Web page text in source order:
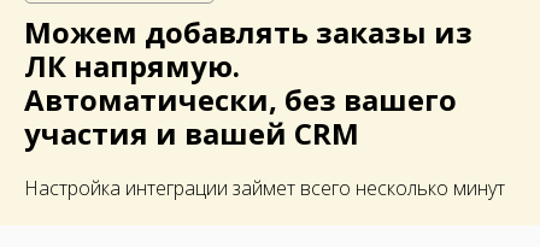
Можем добавлять заказы из
ЛК напрямую.
Автоматически, без вашего
участия и вашей CRM
Настройка интеграции займет всего несколько минут